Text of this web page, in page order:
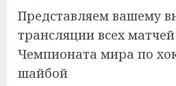
Представляем вашему
трансляции всех
Чемпионата мира по
шайбой